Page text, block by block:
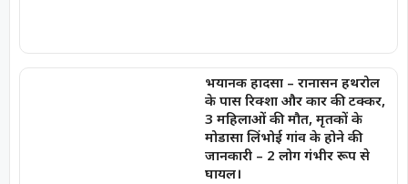
भयानक हादसा – रानासन हथरोल
के पास रिक्शा और कार की टक्कर,
3 महिलाओं की मौत, मृतकों के
मोडासा लिंभोई गांव के होने की
जानकारी – 2 लोग गंभीर रूप से
घायल।